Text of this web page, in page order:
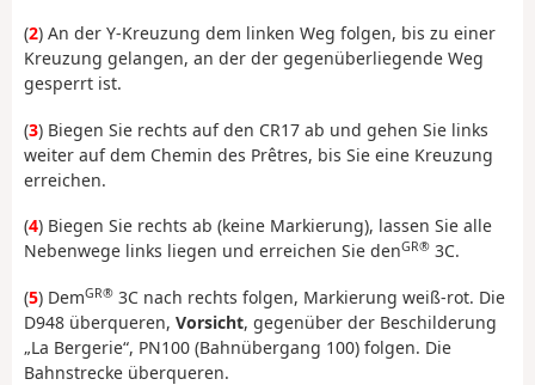
(2) An der Y-Kreuzung dem linken Weg folgen, bis zu einer
Kreuzung gelangen, an der der gegenüberliegende Weg
gesperrt ist.
(3) Biegen Sie rechts auf den CR17 ab und gehen Sie links
weiter auf dem Chemin des Prêtres, bis Sie eine Kreuzung
erreichen.
(4) Biegen Sie rechts ab (keine Markierung), lassen Sie alle
Nebenwege links liegen und erreichen Sie denGR® 3C.
(5) DemGR® 3C nach rechts folgen, Markierung weiß-rot. Die
D948 überqueren, Vorsicht, gegenüber der Beschilderung
„La Bergerie“, PN100 (Bahnübergang 100) folgen. Die
Bahnstrecke überqueren.